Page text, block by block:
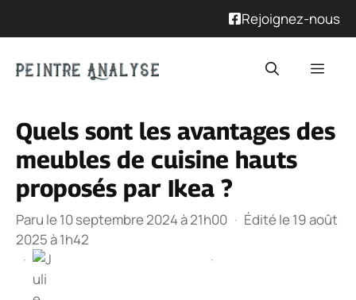
Rejoignez-nous
Quels sont les avantages des
meubles de cuisine hauts
proposés par Ikea ?
Paru le 10 septembre 2024 à 21h00 · Édité le 19 août
2025 à 1h42
·
·